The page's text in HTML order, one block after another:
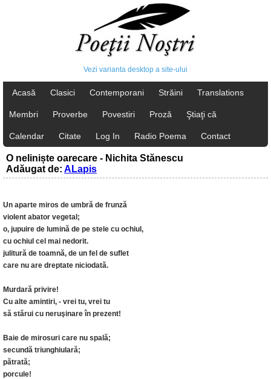
Vezi varianta desktop a site-ului
Acasă Clasici Contemporani Străini Translations
Membri Proverbe Povestiri Proză Ştiaţi că
Calendar Citate Log In Radio Poema Contact
O neliniște oarecare - Nichita Stănescu
Adăugat de: ALapis
Un aparte miros de umbră de frunză
violent abator vegetal;
o, jupuire de lumină de pe stele cu ochiul,
cu ochiul cel mai nedorit.
julitură de toamnă, de un fel de suflet
care nu are dreptate niciodată.
Murdară privire!
Cu alte amintiri, - vrei tu, vrei tu
să stărui cu neruşinare în prezent!
Baie de mirosuri care nu spală;
secundă triunghiulară;
pătrată;
porcule!